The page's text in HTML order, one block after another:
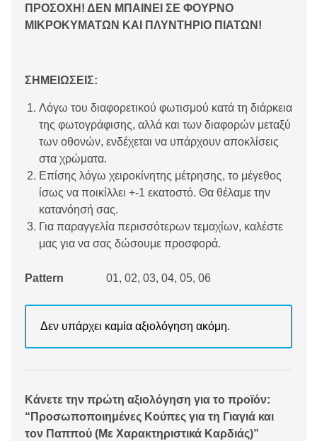
ΠΡΟΣΟΧΗ! ΔΕΝ ΜΠΑΙΝΕΙ ΣΕ ΦΟΥΡΝΟ
ΜΙΚΡΟΚΥΜΑΤΩΝ ΚΑΙ ΠΛΥΝΤΗΡΙΟ ΠΙΑΤΩΝ!
ΣΗΜΕΙΩΣΕΙΣ:
Λόγω του διαφορετικού φωτισμού κατά τη διάρκεια
της φωτογράφισης, αλλά και των διαφορών μεταξύ
των οθονών, ενδέχεται να υπάρχουν αποκλίσεις
στα χρώματα.
Επίσης λόγω χειροκίνητης μέτρησης, το μέγεθος
ίσως να ποικίλλει +-1 εκατοστό. Θα θέλαμε την
κατανόησή σας.
Για παραγγελία περισσότερων τεμαχίων, καλέστε
μας για να σας δώσουμε προσφορά.
Pattern 01, 02, 03, 04, 05, 06
Δεν υπάρχει καμία αξιολόγηση ακόμη.
Κάνετε την πρώτη αξιολόγηση για το προϊόν:
“Προσωποποιημένες Κούπες για τη Γιαγιά και
τον Παππού (Με Χαρακτηριστικά Καρδιάς)”